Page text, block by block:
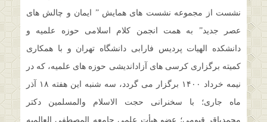
نشست از مجموعه نشست های همایش ” ایمان و چالش های
عصر جدید” به همت انجمن کلام اسلامی حوزه علمیه و
دانشکده الهیات پردیس فارابی دانشگاه تهران و با همکاری
کمیته برگزاری کرسی های آزاداندیشی حوزه های علمیه، که در
نیمه خرداد ۱۴۰۰ برگزار می گردد، سه شنبه این هفته ۱۸ آذر
ماه جاری؛ با سخنرانی حجت الاسلام والمسلمین دکتر
محمدباقر قیومی؛ عضو هیأت علمی جامعه المصطفی العالمیه